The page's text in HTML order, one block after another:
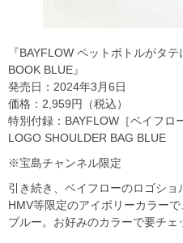
『BAYFLOW ペットボトルがタ
BOOK BLUE』
発売日：2024年3月6日
価格：2,959円（税込）
特別付録：BAYFLOW［ベイフロ
LOGO SHOULDER BAG BLUE
※宝島チャンネル限定
引き続き、ベイフローのロゴシ
HMV等限定のアイボリーカラー
ブルー。お好みのカラーで要チェ